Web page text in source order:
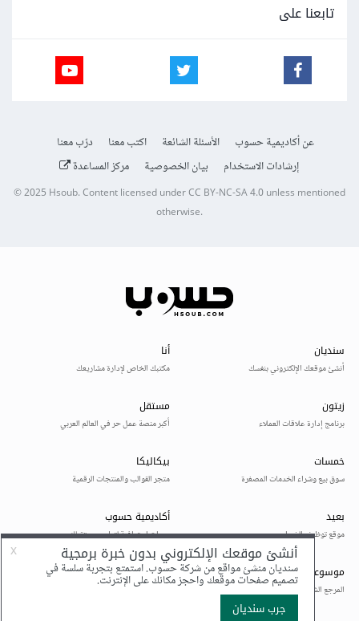
تابعنا على
عن أكاديمية حسوب الأسئلة الشائعة اكتب معنا
درّب معنا
إرشادات الاستخدام
بيان الخصوصية مركز المساعدة
© 2025Hsoub.Content licensed underCC BY-NC-SA 4.0unless mentioned
otherwise.